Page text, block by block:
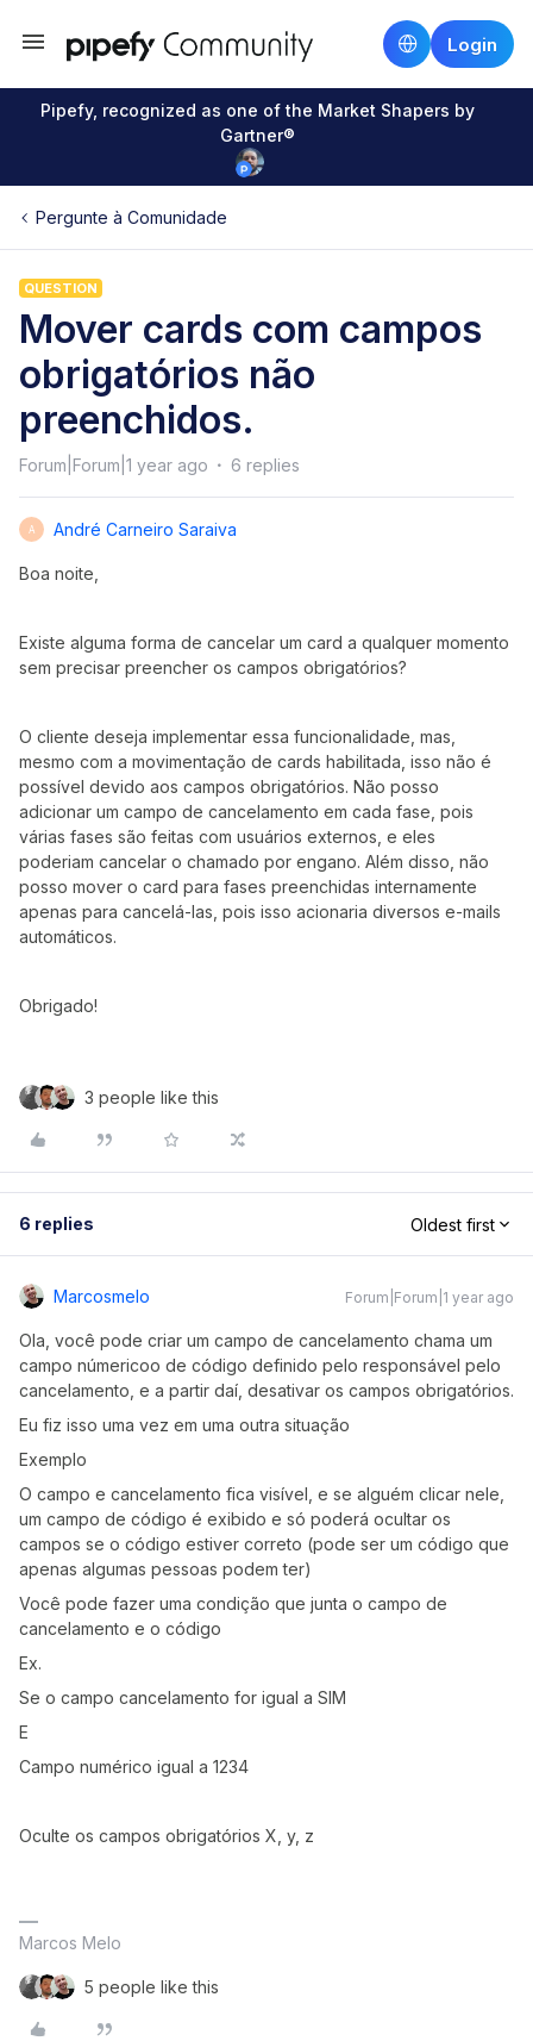
Login
Pipefy, recognized as one of the Market Shapers by
Gartner®
Pergunte à Comunidade
QUESTION
Mover cards com campos
obrigatórios não
preenchidos.
Forum|Forum|1 year ago 6 replies
A André Carneiro Saraiva
Boa noite,
Existe alguma forma de cancelar um card a qualquer momento
sem precisar preencher os campos obrigatórios?
O cliente deseja implementar essa funcionalidade, mas,
mesmo com a movimentação de cards habilitada, isso não é
possível devido aos campos obrigatórios. Não posso
adicionar um campo de cancelamento em cada fase, pois
várias fases são feitas com usuários externos, e eles
poderiam cancelar o chamado por engano. Além disso, não
posso mover o card para fases preenchidas internamente
apenas para cancelá-las, pois isso acionaria diversos e-mails
automáticos.
Obrigado!
3 people like this
6 replies Oldest first
Marcosmelo Forum|Forum|1 year ago
Ola, você pode criar um campo de cancelamento chama um
campo númericoo de código definido pelo responsável pelo
cancelamento, e a partir daí, desativar os campos obrigatórios.
Eu fiz isso uma vez em uma outra situação
Exemplo
O campo e cancelamento fica visível, e se alguém clicar nele,
um campo de código é exibido e só poderá ocultar os
campos se o código estiver correto (pode ser um código que
apenas algumas pessoas podem ter)
Você pode fazer uma condição que junta o campo de
cancelamento e o código
Ex.
Se o campo cancelamento for igual a SIM
E
Campo numérico igual a 1234
Oculte os campos obrigatórios X, y, z
Marcos Melo
5 people like this